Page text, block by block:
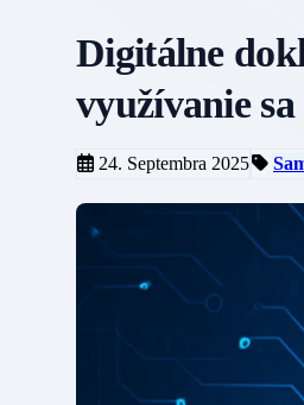
Digitálne
využívanie
24. Septembra 2025